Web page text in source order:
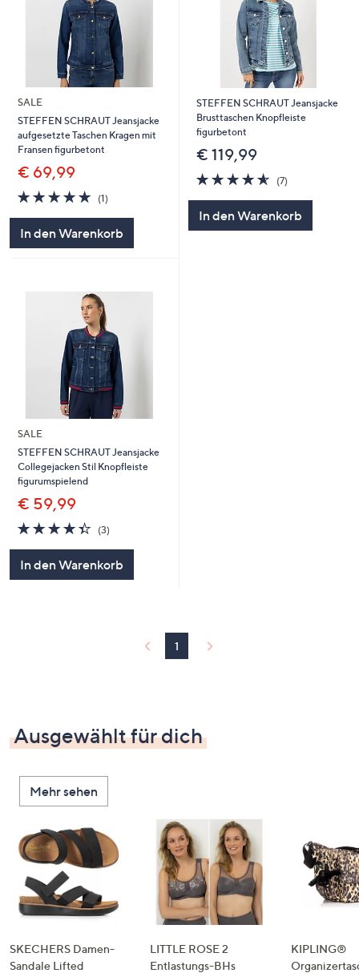
diese
anzuzeigen.
SALE
STEFFEN SCHRAUT Jeansjacke
aufgesetzte Taschen Kragen mit
Fransen figurbetont
€ 69,99
5.0
von
(1)1
In den Warenkorb
STEFFEN SCHRAUT Jeansjacke
Brusttaschen Knopfleiste
figurbetont
€ 119,99
4.6
von
(7)7
In den Warenkorb
SALE
STEFFEN SCHRAUT Jeansjacke
Collegejacken Stil Knopfleiste
figurumspielend
€ 59,99
4.3
von
(3)3
In den Warenkorb
1
Ausgewählt für dich
Mehr sehen
SKECHERS Damen-
Sandale Lifted
LITTLE ROSE 2
Entlastungs-BHs
KIPLING®